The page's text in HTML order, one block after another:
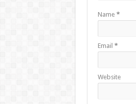
Name *
Email *
Website